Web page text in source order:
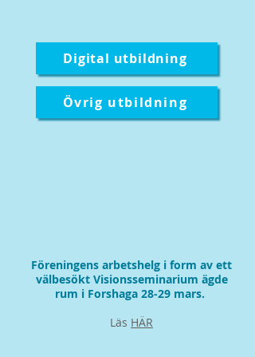
Digital utbildning
Övrig utbildning
Föreningens arbetshelg i form av ett
välbesökt Visionsseminarium ägde
rum i Forshaga 28-29 mars. ​​​​
Läs HÄR